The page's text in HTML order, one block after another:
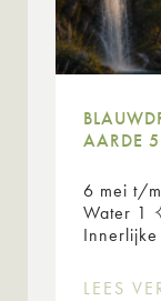
AARDE
6 mei t/
Water 1
LEES